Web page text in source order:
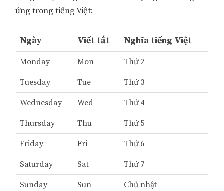
ứng trong tiếng Việt:
Ngày Viết tắt Nghĩa tiếng Việt
Monday Mon Thứ 2
Tuesday Tue Thứ 3
Wednesday Wed Thứ 4
Thursday Thu Thứ 5
Friday Fri Thứ 6
Saturday Sat Thứ 7
Sunday Sun Chủ nhật